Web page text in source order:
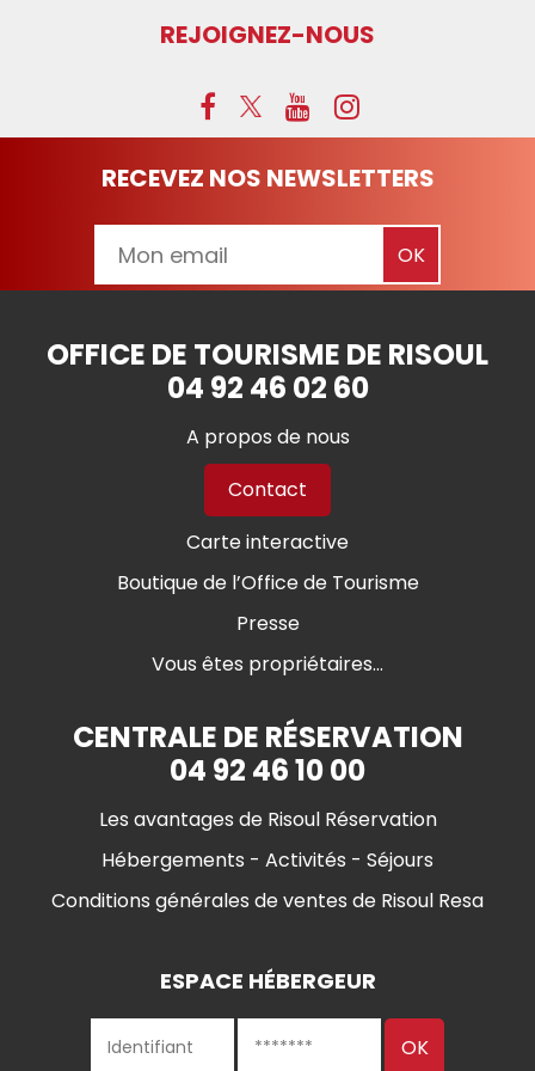
REJOIGNEZ-NOUS
RECEVEZ NOS NEWSLETTERS
OFFICE DE TOURISME DE RISOUL
04 92 46 02 60
A propos de nous
Contact
Carte interactive
Boutique de l’Office de Tourisme
Presse
Vous êtes propriétaires...
CENTRALE DE RÉSERVATION
04 92 46 10 00
Les avantages de Risoul Réservation
Hébergements - Activités - Séjours
Conditions générales de ventes de Risoul Resa
ESPACE HÉBERGEUR